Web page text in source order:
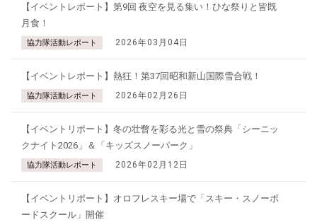
【イベントレポート】第9回 夜空を見る集い！ひな祭りと皆既
月食！
協力隊活動レポート 2026年03月04日
【イベントレポート】熱狂！第37回昭和新山国際雪合戦！
協力隊活動レポート 2026年02月26日
【イベントリポート】冬の壮瞥を彩る光と雪の祭典「シーニッ
クナイト2026」＆「キッズスノーパーク」
協力隊活動レポート 2026年02月12日
【イベントリポート】オロフレスキー場で「スキー・スノーボ
ードスクール」開催